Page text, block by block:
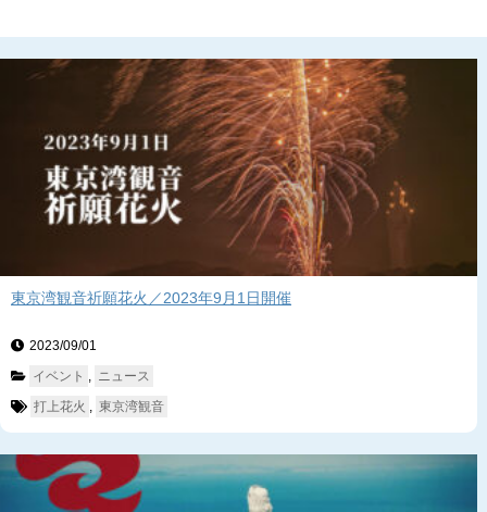
東京湾観音祈願花火／2023年9月1日開催
2023/09/01
イベント
ニュース
打上花火
東京湾観音